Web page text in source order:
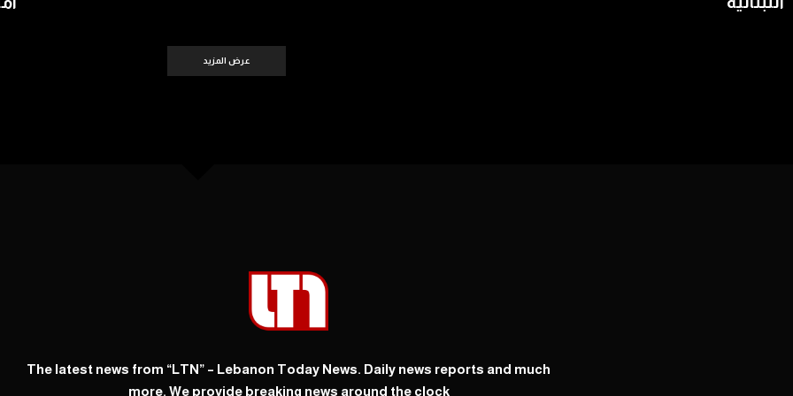
عرض المزيد
The latest news from “LTN” – Lebanon Today News. Daily news reports and much
more. We provide breaking news around the clock